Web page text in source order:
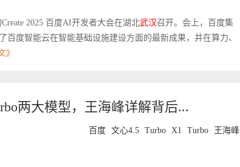
2025 百度AI开发者大会在湖北武汉召开。会上，百度集
度智能云在智能基础设施建设方面的最新成果，并在算力、
》
两大模型，王海峰详解背后...
百度 文心4.5 Turbo X1 Turbo 王海峰